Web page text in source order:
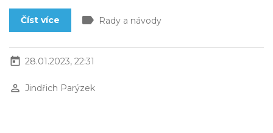
Číst více label Rady a návody
today 28.01.2023, 22:31
perm_identity Jindřich Parýzek